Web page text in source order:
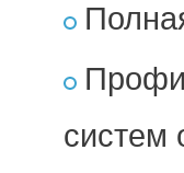
систем